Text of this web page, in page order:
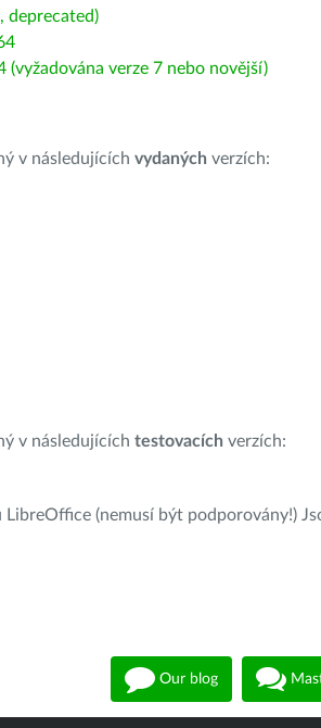
deprecated)
(vyžadována verze 7 nebo novější)
v následujících vydaných verzích:
v následujících testovacích verzích:
LibreOffice (nemusí být podporovány!)
Our blog